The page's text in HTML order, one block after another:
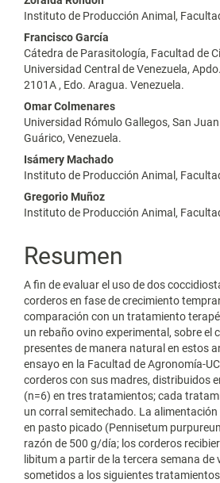
artículo
Instituto de Producción Animal,
Francisco García
Cátedra de Parasitología, Facultad de
Universidad Central de Venezuela,
2101A , Edo. Aragua. Venezuela.
Omar Colmenares
Universidad Rómulo Gallegos, San
Guárico, Venezuela.
Isámery Machado
Instituto de Producción Animal,
Gregorio Muñoz
Instituto de Producción Animal,
Resumen
A fin de evaluar el uso de dos
corderos en fase de crecimiento
comparación con un tratamiento
un rebaño ovino experimental, sobre el
presentes de manera natural en estos
ensayo en la Facultad de Agronomía-
corderos con sus madres, distribuidos
(n=6) en tres tratamientos; cada
un corral semitechado. La
en pasto picado (Pennisetum
razón de 500 g/día; los corderos
libitum a partir de la tercera semana de
sometidos a los siguientes